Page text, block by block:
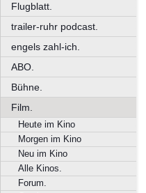
Flugblatt.
trailer-ruhr podcast.
engels zahl-ich.
ABO.
Bühne.
Film.
Heute im Kino
Morgen im Kino
Neu im Kino
Alle Kinos.
Forum.